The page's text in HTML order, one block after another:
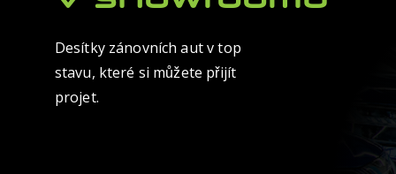
Desítky zánovních aut v top
stavu, které si můžete přijít
projet.